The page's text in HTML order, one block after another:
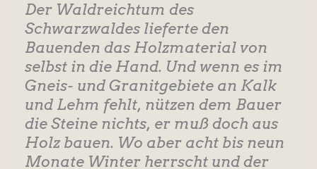
Der Waldreichtum des
Schwarzwaldes lieferte den
Bauenden das Holzmaterial von
selbst in die Hand. Und wenn es im
Gneis- und Granitgebiete an Kalk
und Lehm fehlt, nützen dem Bauer
die Steine nichts, er muß doch aus
Holz bauen. Wo aber acht bis neun
Monate Winter herrscht und der